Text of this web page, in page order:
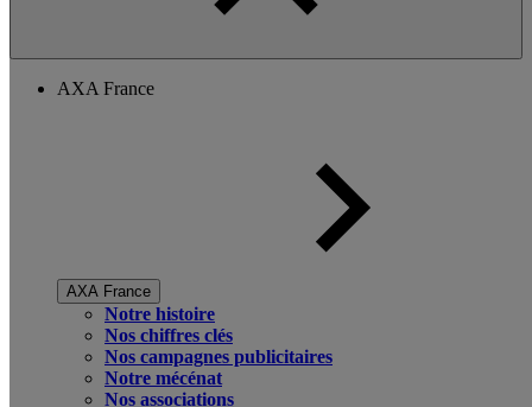
AXA France
AXA France
Notre histoire
Nos chiffres clés
Nos campagnes publicitaires
Notre mécénat
Nos associations